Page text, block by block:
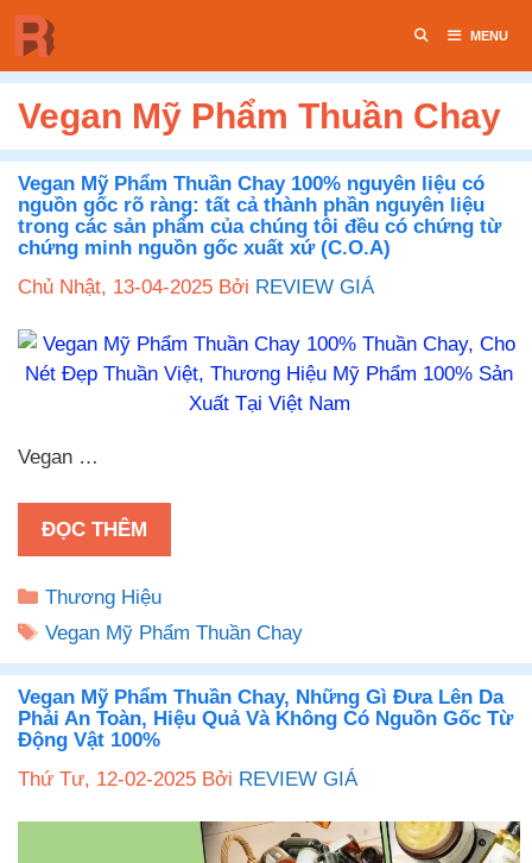
Chuyển
đến
nội
dung
MENU
Vegan Mỹ Phẩm Thuần Chay
Vegan Mỹ Phẩm Thuần Chay 100% nguyên liệu có
nguồn gốc rõ ràng: tất cả thành phần nguyên liệu
trong các sản phẩm của chúng tôi đều có chứng từ
chứng minh nguồn gốc xuất xứ (C.O.A)
Chủ Nhật, 13-04-2025 Bởi REVIEW GIÁ
Vegan …
ĐỌC THÊM
Danh
mục
Thương Hiệu
Thẻ
Vegan Mỹ Phẩm Thuần Chay
Vegan Mỹ Phẩm Thuần Chay, Những Gì Đưa Lên Da
Phải An Toàn, Hiệu Quả Và Không Có Nguồn Gốc Từ
Động Vật 100%
Thứ Tư, 12-02-2025 Bởi REVIEW GIÁ